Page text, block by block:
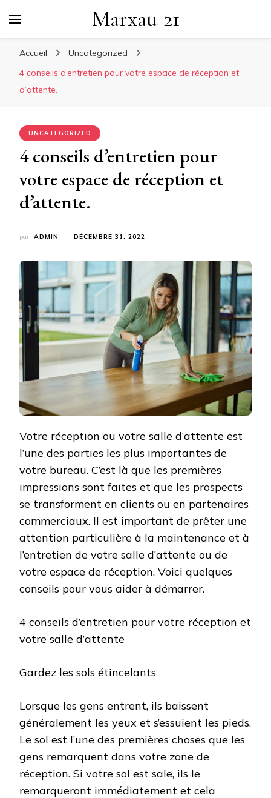
Marxau 21
Accueil
Uncategorized
4 conseils d’entretien pour votre espace de réception et
d’attente.
UNCATEGORIZED
4 conseils d’entretien pour
votre espace de réception et
d’attente.
par ADMIN DÉCEMBRE 31, 2022
Votre réception ou votre salle d’attente est
l’une des parties les plus importantes de
votre bureau. C’est là que les premières
impressions sont faites et que les prospects
se transforment en clients ou en partenaires
commerciaux. Il est important de prêter une
attention particulière à la maintenance et à
l’entretien de votre salle d’attente ou de
votre espace de réception. Voici quelques
conseils pour vous aider à démarrer.
4 conseils d’entretien pour votre réception et
votre salle d’attente
Gardez les sols étincelants
Lorsque les gens entrent, ils baissent
généralement les yeux et s’essuient les pieds.
Le sol est l’une des premières choses que les
gens remarquent dans votre zone de
réception. Si votre sol est sale, ils le
remarqueront immédiatement et cela